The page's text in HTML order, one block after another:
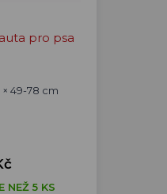
pro psa
49-78 cm
NEŽ 5 KS